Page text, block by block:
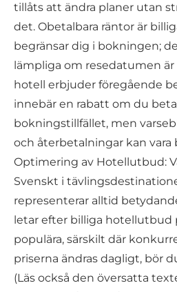
tillåts att ändra planer utan
det. Obetalbara räntor är
begränsar dig i bokningen;
lämpliga om resedatumen är
hotell erbjuder föregående
innebär en rabatt om du
bokningstillfället, men
och återbetalningar kan vara
Optimering av Hotellutbud:
Svenskt i
representerar alltid
letar efter billiga hotellutbud
populära, särskilt där
priserna ändras dagligt, bör
(Läs också den översatta